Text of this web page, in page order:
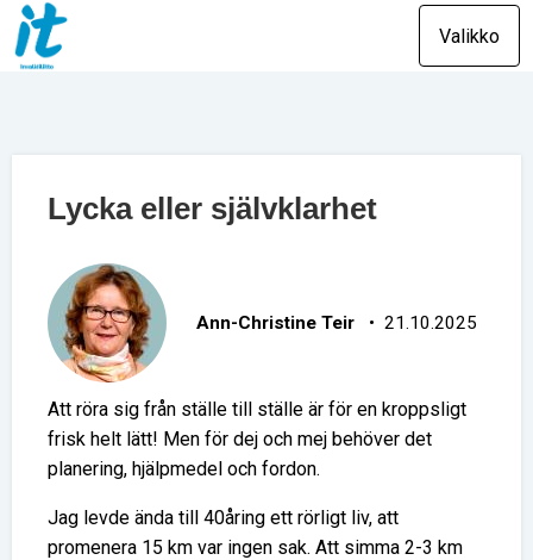
Valikko
Lycka eller självklarhet
Ann-Christine Teir • 21.10.2025
Att röra sig från ställe till ställe är för en kroppsligt
frisk helt lätt! Men för dej och mej behöver det
planering, hjälpmedel och fordon.
Jag levde ända till 40åring ett rörligt liv, att
promenera 15 km var ingen sak. Att simma 2-3 km